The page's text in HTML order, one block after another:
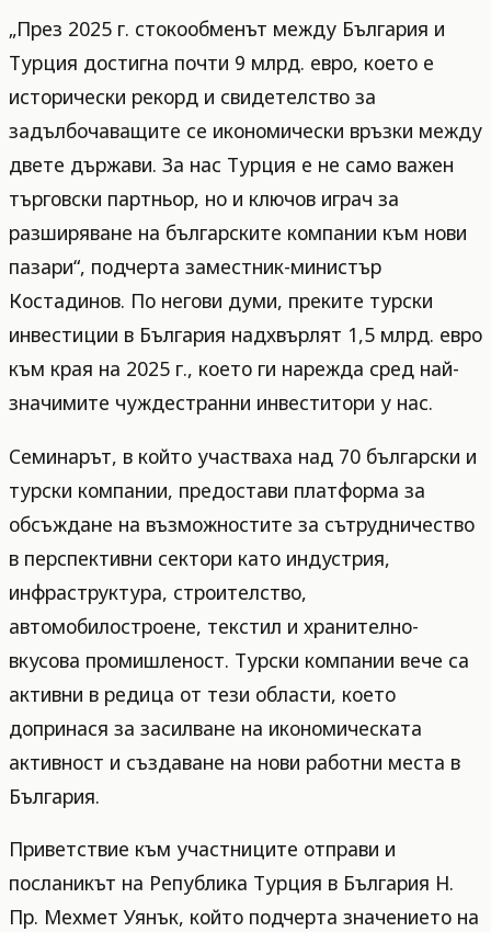
„През 2025 г. стокообменът между България и
Турция достигна почти 9 млрд. евро, което е
исторически рекорд и свидетелство за
задълбочаващите се икономически връзки между
двете държави. За нас Турция е не само важен
търговски партньор, но и ключов играч за
разширяване на българските компании към нови
пазари“, подчерта заместник-министър
Костадинов. По негови думи, преките турски
инвестиции в България надхвърлят 1,5 млрд. евро
към края на 2025 г., което ги нарежда сред най-
значимите чуждестранни инвеститори у нас.
Семинарът, в който участваха над 70 български и
турски компании, предостави платформа за
обсъждане на възможностите за сътрудничество
в перспективни сектори като индустрия,
инфраструктура, строителство,
автомобилостроене, текстил и хранително-
вкусова промишленост. Турски компании вече са
активни в редица от тези области, което
допринася за засилване на икономическата
активност и създаване на нови работни места в
България.
Приветствие към участниците отправи и
посланикът на Република Турция в България Н.
Пр. Мехмет Уянък, който подчерта значението на